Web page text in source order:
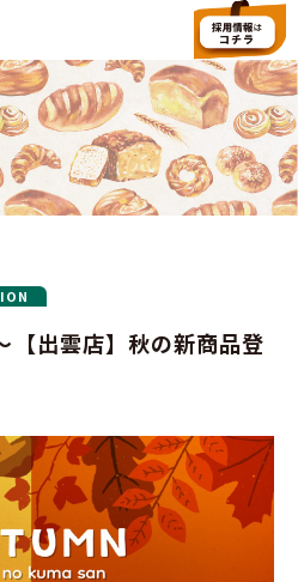
【出雲店】秋の新商品登